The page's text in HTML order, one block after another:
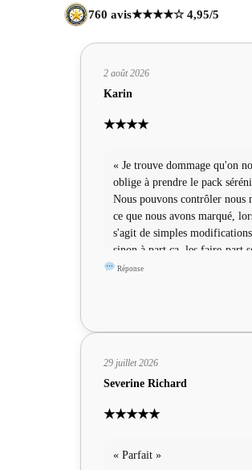
760 avis★★★★☆ 4,95/5
2 août 2026
Karin
★★★★
« Je trouve dommage qu'on
oblige à prendre le pack
Nous pouvons contrôler nous
ce que nous avons marqué,
s'agit de simples modifications,
sinon à part ça, les faire-part
sympas »
Réponse
29 juillet 2026
Severine Richard
★★★★★
« Parfait »